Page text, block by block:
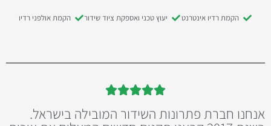
הקמת רדיו אינטרנט יעוץ טכני ואספקת ציוד שידור הקמת אולפני רדיו





אנחנו חברת פתרונות השידור המובילה בישראל.